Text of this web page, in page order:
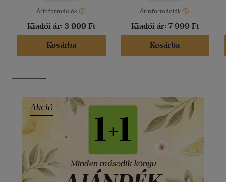
Árinformációk
Kiadói ár: 3 999 Ft
Kosárba
Árinformációk
Kiadói ár: 7 999 Ft
Kosárba